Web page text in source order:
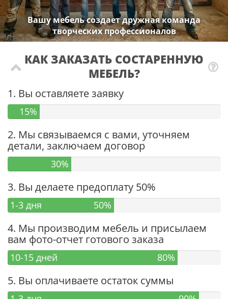
Вашу мебель создает дружная команда
творческих профессионалов
КАК ЗАКАЗАТЬ СОСТАРЕННУЮ
МЕБЕЛЬ?
1. Вы оставляете заявку
15%
2. Мы связываемся с вами, уточняем
детали, заключаем договор
30%
3. Вы делаете предоплату 50%
1-3 дня 50%
4. Мы производим мебель и присылаем
вам фото-отчет готового заказа
10-15 дней 80%
5. Вы оплачиваете остаток суммы